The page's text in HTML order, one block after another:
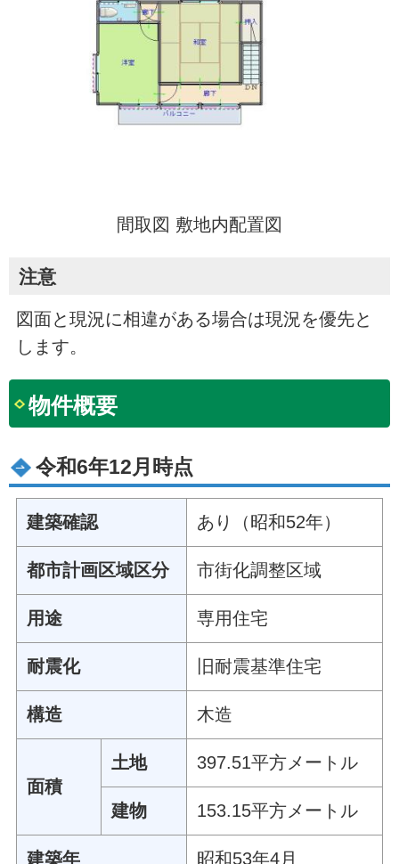
間取図 敷地内配置図
注意
図面と現況に相違がある場合は現況を優先と
します。
物件概要
令和6年12月時点
建築確認 あり（昭和52年）
都市計画区域区分 市街化調整区域
用途 専用住宅
耐震化 旧耐震基準住宅
構造 木造
面積
土地 397.51平方メートル
建物 153.15平方メートル
建築年 昭和53年4月